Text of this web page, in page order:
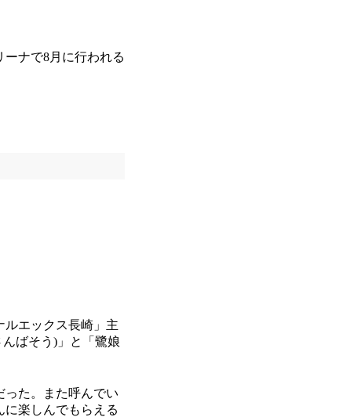
ナで8月に行われる
エックス長崎」主
ばそう)」と「鷺娘
た。また呼んでい
楽しんでもらえる